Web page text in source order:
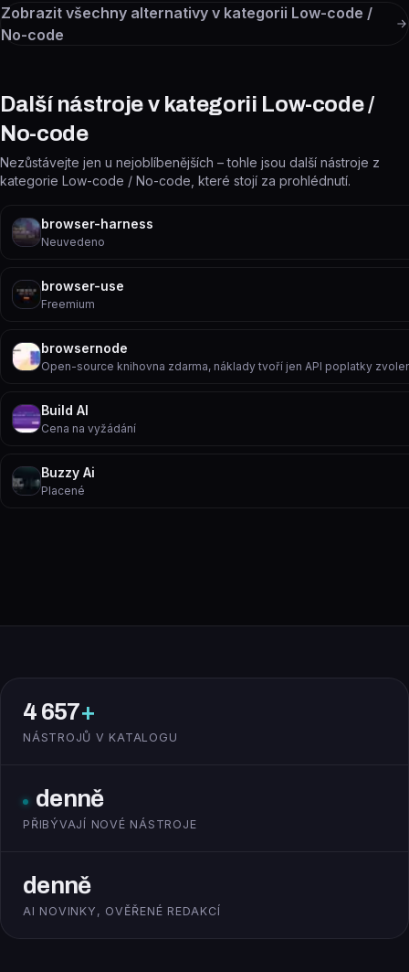
Zobrazit všechny alternativy v kategorii Low-code /
No-code
Další nástroje v kategorii Low-code /
No-code
Nezůstávejte jen u nejoblíbenějších – tohle jsou další nástroje z
kategorie Low-code / No-code, které stojí za prohlédnutí.
browser-harness
Neuvedeno
browser-use
Freemium
browsernode
Open-source knihovna zdarma, náklady tvoří jen API poplatky
Build AI
Cena na vyžádání
Buzzy Ai
Placené
4 657+
NÁSTROJŮ V KATALOGU
denně
PŘIBÝVAJÍ NOVÉ NÁSTROJE
denně
AI NOVINKY, OVĚŘENÉ REDAKCÍ